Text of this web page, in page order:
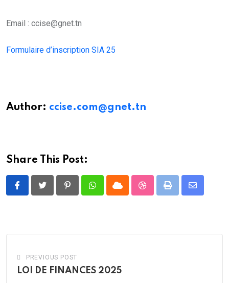
Email : ccise@gnet.tn
Formulaire d’inscription SIA 25
Author: ccise.com@gnet.tn
Share This Post:
PinterestWhatsappCloud StumbleUpon
Print
Share
PREVIOUS POST
LOI DE FINANCES 2025